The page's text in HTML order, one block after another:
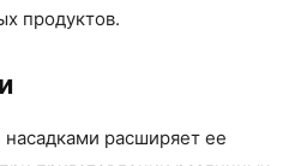
продуктов.
расширяет ее